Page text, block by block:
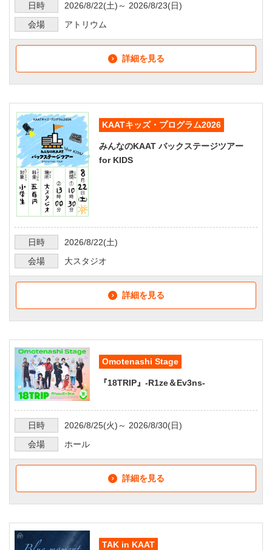
日時 2026/8/22(土)～ 2026/8/23(日)
会場
アトリウム
詳細を見る
KAATキッズ・プログラム2026
みんなのKAAT バックステージツアー
for KIDS
日時 2026/8/22(土)
会場
大スタジオ
詳細を見る
Omotenashi Stage
『18TRIP』-R1ze＆Ev3ns-
日時 2026/8/25(火)～ 2026/8/30(日)
会場
ホール
詳細を見る
TAK in KAAT